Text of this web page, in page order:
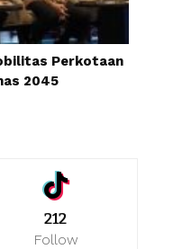
Perkotaan
2045
212
Follow